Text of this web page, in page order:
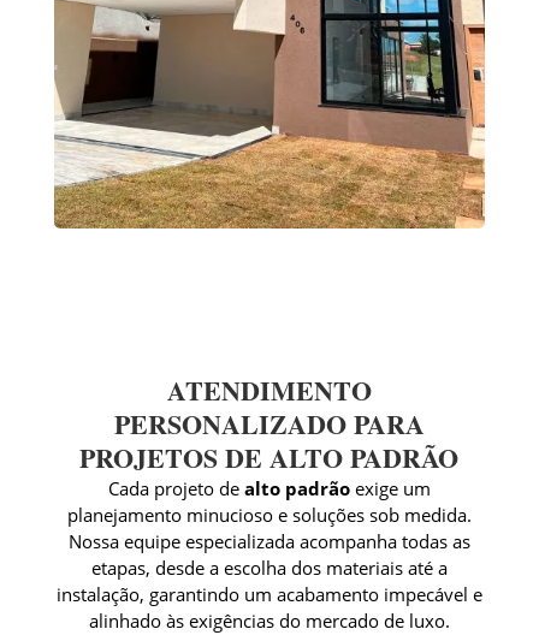
ATENDIMENTO
PERSONALIZADO PARA
PROJETOS DE ALTO PADRÃO
Cada projeto de alto padrãoexige um
planejamento minucioso e soluções sob medida.
Nossa equipe especializada acompanha todas as
etapas, desde a escolha dos materiais até a
instalação, garantindo um acabamento impecável e
alinhado às exigências do mercado de luxo.